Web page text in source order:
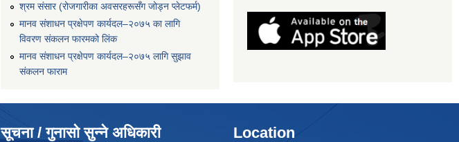
श्रम संसार (रोजगारीका अवसरहरूसँग जोड्न प्लेटफर्म)
मानव संशाधन प्रक्षेपण कार्यदल–२०७५ का लागि
विवरण संकलन फारमको लिंक
मानव संशाधन प्रक्षेपण कार्यदल–२०७५ लागि सुझाव
संकलन फाराम
सूचना / गुनासो सुन्ने अधिकारी Location